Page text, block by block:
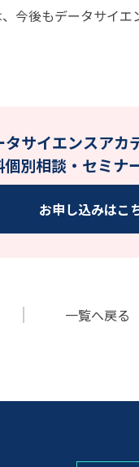
今後もデータサイ
タサイエンスアカ
個別相談・セミナ
お申し込みはこ
一覧へ戻る